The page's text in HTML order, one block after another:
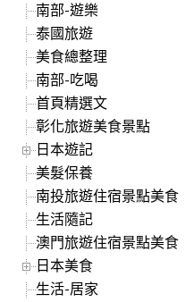
南部-遊樂
泰國旅遊
美食總整理
南部-吃喝
首頁精選文
彰化旅遊美食景點
日本遊記
美髮保養
南投旅遊住宿景點美食
生活隨記
澳門旅遊住宿景點美食
日本美食
生活-居家